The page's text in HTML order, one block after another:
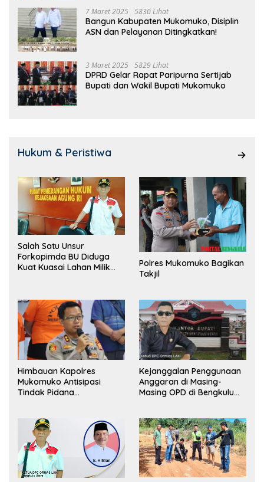
7 Maret 2025 5830 Lihat
Bangun Kabupaten Mukomuko, Disiplin
ASN dan Pelayanan Ditingkatkan!
3 Maret 2025 5829 Lihat
DPRD Gelar Rapat Paripurna Sertijab
Bupati dan Wakil Bupati Mukomuko
Hukum & Peristiwa
Salah Satu Unsur
Forkopimda BU Diduga
Kuat Kuasai Lahan Milik
Polres Mukomuko Bagikan
Takjil
Himbauan Kapolres
Mukomuko Antisipasi
Tindak Pidana
Kejanggalan Penggunaan
Anggaran di Masing-
Masing OPD di Bengkulu